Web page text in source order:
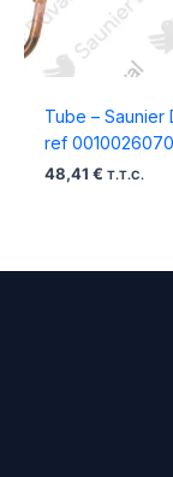
Tube – Saunier
ref 0010026070
48,41 € T.T.C.